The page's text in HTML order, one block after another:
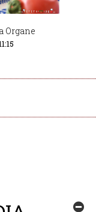
Organe